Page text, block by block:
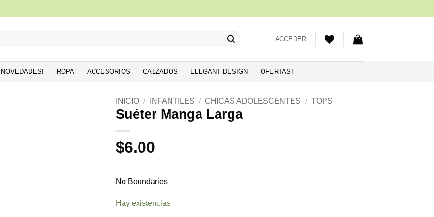
ACCEDER
NOVEDADES! ROPA ACCESORIOS CALZADOS ELEGANT DESIGN OFERTAS!
INICIO / INFANTILES / CHICAS ADOLESCENTES / TOPS
Suéter Manga Larga
$6.00
No Boundaries
Hay existencias